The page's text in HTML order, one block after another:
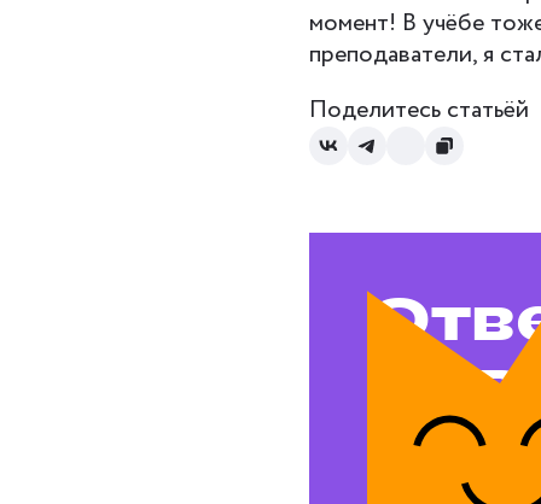
момент! В учёбе
преподаватели, я
Поделитесь статьёй
на